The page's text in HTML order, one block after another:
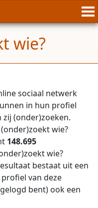
wie?
sociaal netwerk
in hun profiel
(onder)zoeken.
wie?
148.695
wie?
bestaat uit een
van deze
bent) ook een